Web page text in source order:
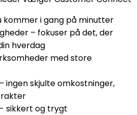
kommer i gang på minutter
– fokuser på det, der
hverdag
med store
ingen skjulte omkostninger,
sikkert og trygt